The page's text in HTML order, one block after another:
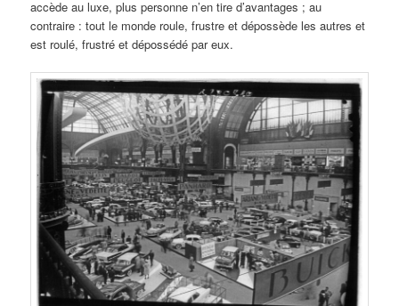
accède au luxe, plus personne n’en tire d’avantages ; au
contraire : tout le monde roule, frustre et dépossède les autres et
est roulé, frustré et dépossédé par eux.